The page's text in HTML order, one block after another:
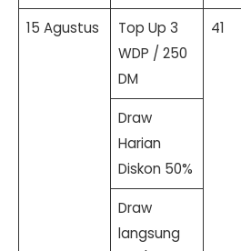
15 Agustus
Top Up 3
WDP / 250
DM
41
Draw
Harian
Diskon 50%
Draw
langsung